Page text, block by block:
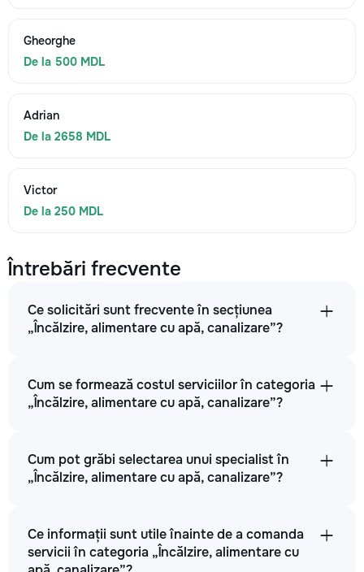
Gheorghe
De la 500 MDL
Adrian
De la 2658 MDL
Victor
De la 250 MDL
Întrebări frecvente
Ce solicitări sunt frecvente în secțiunea
„Încălzire, alimentare cu apă, canalizare”?
Cum se formează costul serviciilor în categoria
„Încălzire, alimentare cu apă, canalizare”?
Cum pot grăbi selectarea unui specialist în
„Încălzire, alimentare cu apă, canalizare”?
Ce informații sunt utile înainte de a comanda
servicii în categoria „Încălzire, alimentare cu